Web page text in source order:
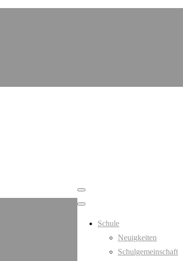
Schule
Neuigkeiten
Schulgemeinschaft